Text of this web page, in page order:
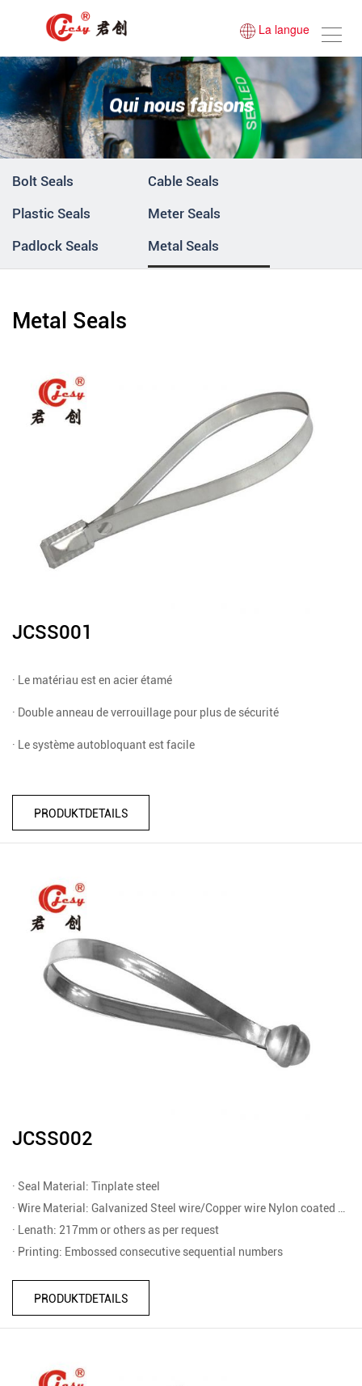
La langue
Qui nous faisons
Bolt Seals
Cable Seals
Plastic Seals
Meter Seals
Padlock Seals
Metal Seals
Metal Seals
JCSS001
· Le matériau est en acier étamé
· Double anneau de verrouillage pour plus de sécurité
· Le système autobloquant est facile
PRODUKTDETAILS
JCSS002
· Seal Material: Tinplate steel
· Lenath: 217mm or others as per request
· Printing: Embossed consecutive sequential numbers
PRODUKTDETAILS